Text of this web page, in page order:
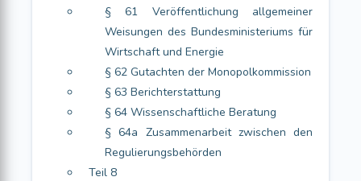
§ 61 Veröffentlichung allgemeiner
Weisungen des Bundesministeriums für
Wirtschaft und Energie
§ 62 Gutachten der Monopolkommission
§ 63 Berichterstattung
§ 64 Wissenschaftliche Beratung
§ 64a Zusammenarbeit zwischen den
Regulierungsbehörden
Teil 8